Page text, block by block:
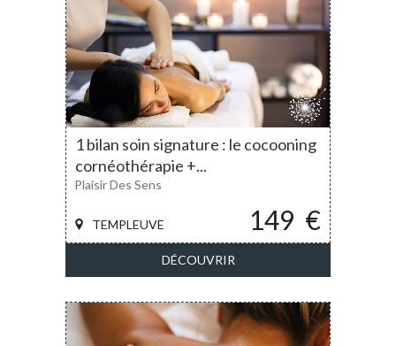
1 bilan soin signature : le cocooning
cornéothérapie +...
149 €
TEMPLEUVE
Plaisir Des Sens
DÉCOUVRIR